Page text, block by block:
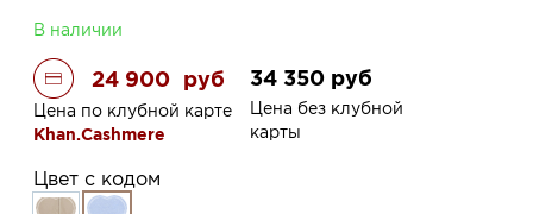
В наличии
24 900 руб
Цена по клубной карте
Khan.Cashmere
34 350 руб
Цена без клубной
карты
Цвет с кодом